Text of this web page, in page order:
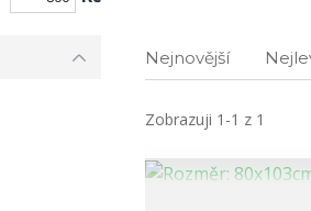
Nejnovější
Zobrazuji 1-1 z 1